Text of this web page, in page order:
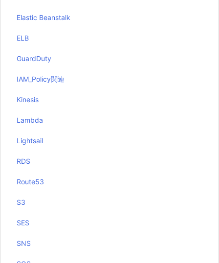
Elastic Beanstalk
ELB
GuardDuty
IAM_Policy関連
Kinesis
Lambda
Lightsail
RDS
Route53
S3
SES
SNS